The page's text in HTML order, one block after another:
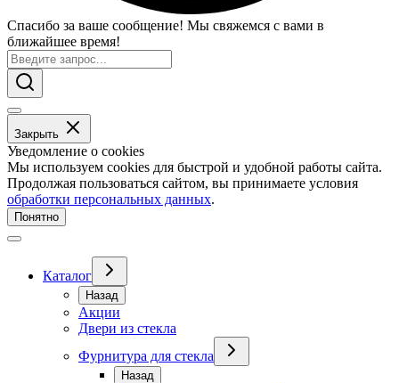
Спасибо за ваше сообщение! Мы свяжемся с вами в
ближайшее время!
Закрыть
Уведомление о cookies
Мы используем cookies для быстрой и удобной работы сайта.
Продолжая пользоваться сайтом, вы принимаете условия
обработки персональных данных.
Понятно
Каталог
Назад
Акции
Двери из стекла
Фурнитура для стекла
Назад